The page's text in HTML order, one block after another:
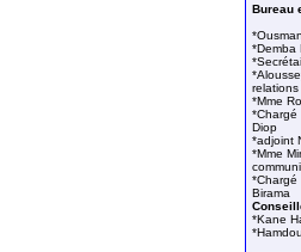
Bureau
*Demba
*Mme
Diop
*adjoint
*Mme
*Chargé
Birama
*Kane